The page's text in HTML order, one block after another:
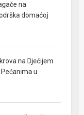
na
domaćoj
na Dječijem
u